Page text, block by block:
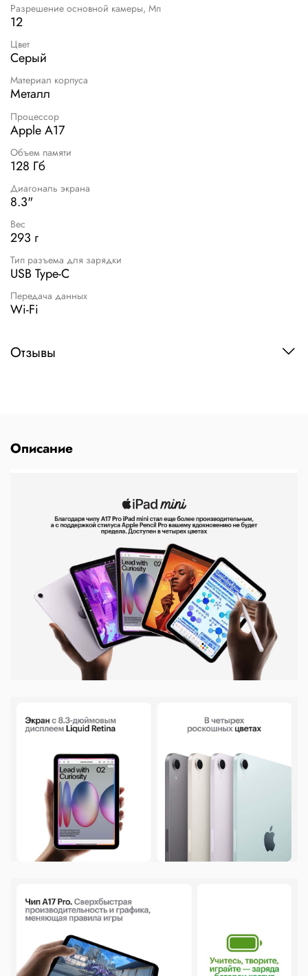
Разрешение основной камеры, Мп
12
Цвет
Серый
Материал корпуса
Металл
Процессор
Apple A17
Объем памяти
128 Гб
Диагональ экрана
8.3"
Вес
293 г
Тип разъема для зарядки
USB Type-C
Передача данных
Wi-Fi
Отзывы
Описание